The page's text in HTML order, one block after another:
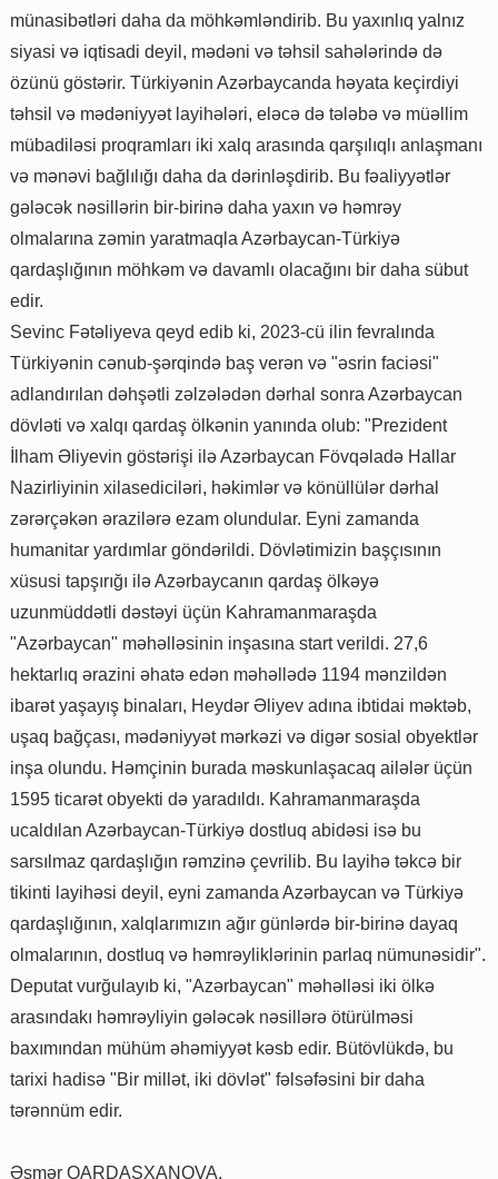
münasibətləri daha da möhkəmləndirib. Bu yaxınlıq yalnız
siyasi və iqtisadi deyil, mədəni və təhsil sahələrində də
özünü göstərir. Türkiyənin Azərbaycanda həyata keçirdiyi
təhsil və mədəniyyət layihələri, eləcə də tələbə və müəllim
mübadiləsi proqramları iki xalq arasında qarşılıqlı anlaşmanı
və mənəvi bağlılığı daha da dərinləşdirib. Bu fəaliyyətlər
gələcək nəsillərin bir-birinə daha yaxın və həmrəy
olmalarına zəmin yaratmaqla Azərbaycan-Türkiyə
qardaşlığının möhkəm və davamlı olacağını bir daha sübut
edir.
Sevinc Fətəliyeva qeyd edib ki, 2023-cü ilin fevralında
Türkiyənin cənub-şərqində baş verən və "əsrin faciəsi"
adlandırılan dəhşətli zəlzələdən dərhal sonra Azərbaycan
dövləti və xalqı qardaş ölkənin yanında olub: "Prezident
İlham Əliyevin göstərişi ilə Azərbaycan Fövqəladə Hallar
Nazirliyinin xilasediciləri, həkimlər və könüllülər dərhal
zərərçəkən ərazilərə ezam olundular. Eyni zamanda
humanitar yardımlar göndərildi. Dövlətimizin başçısının
xüsusi tapşırığı ilə Azərbaycanın qardaş ölkəyə
uzunmüddətli dəstəyi üçün Kahramanmaraşda
"Azərbaycan" məhəlləsinin inşasına start verildi. 27,6
hektarlıq ərazini əhatə edən məhəllədə 1194 mənzildən
ibarət yaşayış binaları, Heydər Əliyev adına ibtidai məktəb,
uşaq bağçası, mədəniyyət mərkəzi və digər sosial obyektlər
inşa olundu. Həmçinin burada məskunlaşacaq ailələr üçün
1595 ticarət obyekti də yaradıldı. Kahramanmaraşda
ucaldılan Azərbaycan-Türkiyə dostluq abidəsi isə bu
sarsılmaz qardaşlığın rəmzinə çevrilib. Bu layihə təkcə bir
tikinti layihəsi deyil, eyni zamanda Azərbaycan və Türkiyə
qardaşlığının, xalqlarımızın ağır günlərdə bir-birinə dayaq
olmalarının, dostluq və həmrəyliklərinin parlaq nümunəsidir".
Deputat vurğulayıb ki, "Azərbaycan" məhəlləsi iki ölkə
arasındakı həmrəyliyin gələcək nəsillərə ötürülməsi
baxımından mühüm əhəmiyyət kəsb edir. Bütövlükdə, bu
tarixi hadisə "Bir millət, iki dövlət" fəlsəfəsini bir daha
tərənnüm edir.
Əsmər QARDAŞXANOVA,